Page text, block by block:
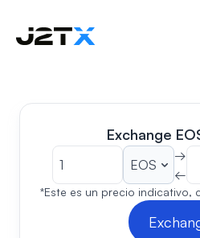
Blog
Acerca de
Abrir Cuenta
Exchange
→
←
*Este es un precio indicativo,